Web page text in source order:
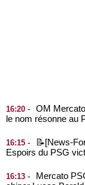
16:20 -
OM
le nom résonne au
16:15 -
📝[News-
Espoirs du PSG
16:13 -
Mercato